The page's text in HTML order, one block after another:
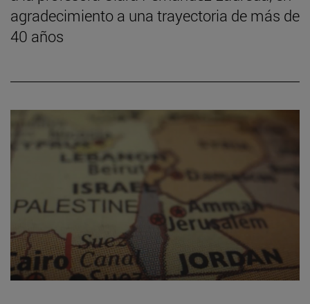
agradecimiento a una trayectoria de más de
40 años